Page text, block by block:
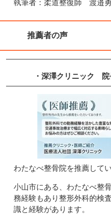
執筆者：柔道整復師 渡邉
推薦者の声
・深澤クリニック
わたなべ整骨院を推薦して
小山市にある、わたなべ整
務経験もあり整形外科的検
識と経験があります。